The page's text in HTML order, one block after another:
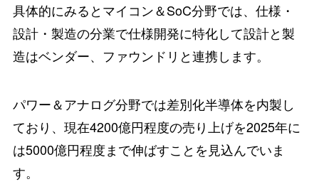
具体的にみるとマイコン＆SoC分野では、仕様・
設計・製造の分業で仕様開発に特化して設計と製
造はベンダー、ファウンドリと連携します。
パワー＆アナログ分野では差別化半導体を内製し
ており、現在4200億円程度の売り上げを2025年に
は5000億円程度まで伸ばすことを見込んでいま
す。